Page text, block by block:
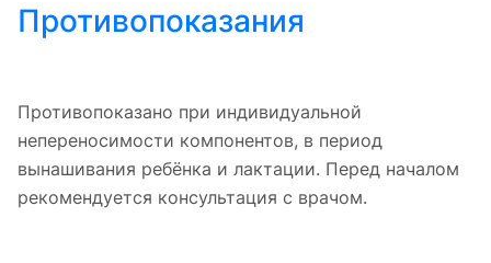
Противопоказания
Противопоказано при индивидуальной
непереносимости компонентов, в период
вынашивания ребёнка и лактации. Перед началом
рекомендуется консультация с врачом.